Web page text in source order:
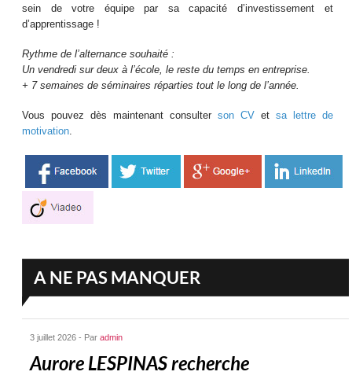
sein de votre équipe par sa capacité d’investissement et
d’apprentissage !
Rythme de l’alternance souhaité :
Un vendredi sur deux à l’école, le reste du temps en entreprise.
+ 7 semaines de séminaires réparties tout le long de l’année.
Vous pouvez dès maintenant consulter son CV et sa lettre de
motivation.
A NE PAS MANQUER
3 juillet 2026 - Paradmin
Aurore LESPINAS recherche